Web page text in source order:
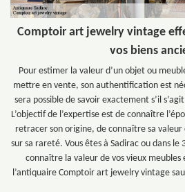
Comptoir art jewelry vintage
vos biens
Pour estimer la valeur d’un objet ou
mettre en vente, son authentification est
sera possible de savoir exactement s’il
L’objectif de l’expertise est de connaître
retracer son origine, de connaître sa
sur sa rareté. Vous êtes à Sadirac ou dans le
connaître la valeur de vos vieux
l’antiquaire Comptoir art jewelry vintage